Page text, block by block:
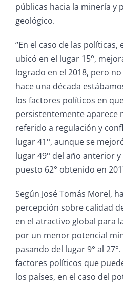
públicas hacia la minería y
geológico.
“En el caso de las políticas,
ubicó en el lugar 15°,
logrado en el 2018, pero
hace una década
los factores políticos en
persistentemente aparece
referido a regulación y
lugar 41°, aunque se
lugar 49° del año anterior
puesto 62° obtenido en
Según José Tomás Morel,
percepción sobre calidad
en el atractivo global para
por un menor potencial
pasando del lugar 9° al
factores políticos que
los países, en el caso del